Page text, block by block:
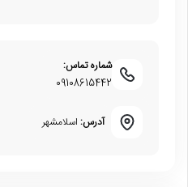
شماره تماس:
09108615442
آدرس: اسلامشهر